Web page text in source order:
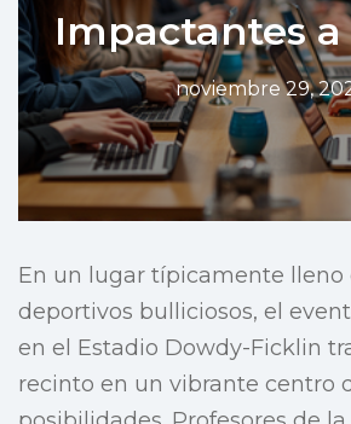
Impactantes
noviembre 29,
En un lugar típicamente lleno
deportivos bulliciosos, el
en el Estadio Dowdy-Ficklin
recinto en un vibrante centro